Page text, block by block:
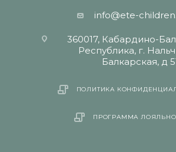
info@ete-
360017, Кабардино-
Республика, г.
Балкарская, д
ПОЛИТИКА
ПРОГРАММА